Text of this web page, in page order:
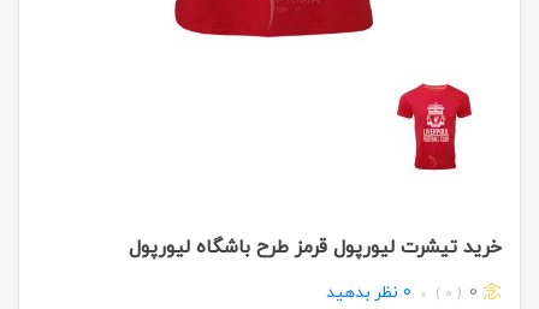
خرید تیشرت لیورپول قرمز طرح باشگاه لیورپول
0
( 0 )
0 نظر بدهید